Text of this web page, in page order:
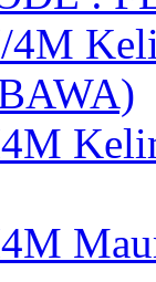
4M